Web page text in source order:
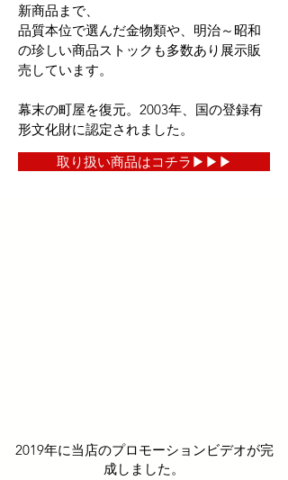
新商品まで、
品質本位で選んだ金物類や、明治～昭和
の珍しい商品ストックも多数あり展示販
売しています。
幕末の町屋を復元。2003年、国の登録有
形文化財に認定されました。​​​
取り扱い商品はコチラ▶︎▶︎▶︎
2019年に当店のプロモーションビデオが完
成しました。